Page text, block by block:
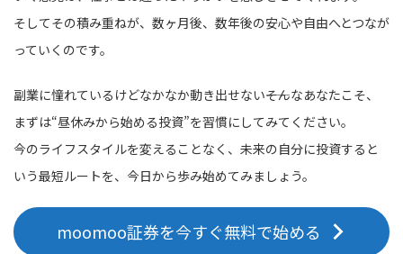
そしてその積み重ねが、数ヶ月後、数年後の安心や自由へとつなが
っていくのです。
副業に憧れているけどなかなか動き出せない――そんなあなたこそ、
まずは“昼休みから始める投資”を習慣にしてみてください。
今のライフスタイルを変えることなく、未来の自分に投資すると
いう最短ルートを、今日から歩み始めてみましょう。
moomoo証券を今すぐ無料で始める